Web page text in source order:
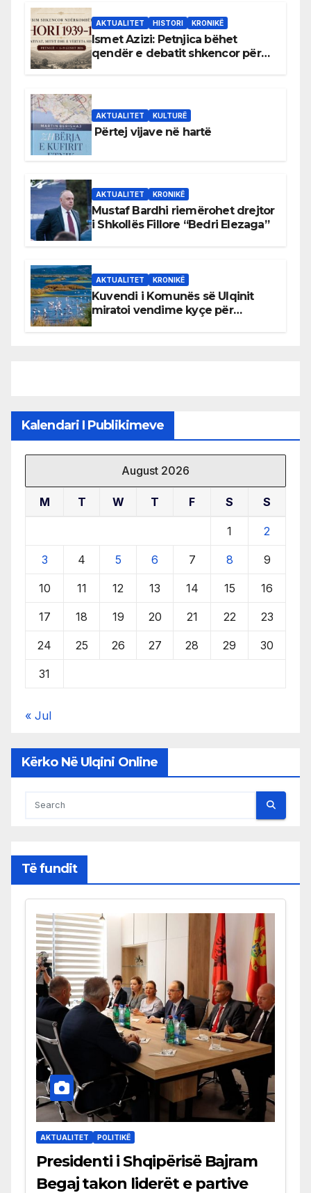
AKTUALITET HISTORI KRONIKË
Ismet Azizi: Petnjica bëhet
qendër e debatit shkencor për
AKTUALITET KULTURË
Përtej vijave në hartë
AKTUALITET KRONIKË
Mustaf Bardhi riemërohet drejtor
i Shkollës Fillore “Bedri Elezaga”
AKTUALITET KRONIKË
Kuvendi i Komunës së Ulqinit
miratoi vendime kyçe për
Kalendari I Publikimeve
August 2026
M T W T F S S
1 2
3 4 5 6 7 8 9
10 11 12 13 14 15 16
17 18 19 20 21 22 23
24 25 26 27 28 29 30
31
« Jul
Kërko Në Ulqini Online
Të fundit
AKTUALITET POLITIKË
Presidenti i Shqipërisë Bajram
Begaj takon liderët e partive